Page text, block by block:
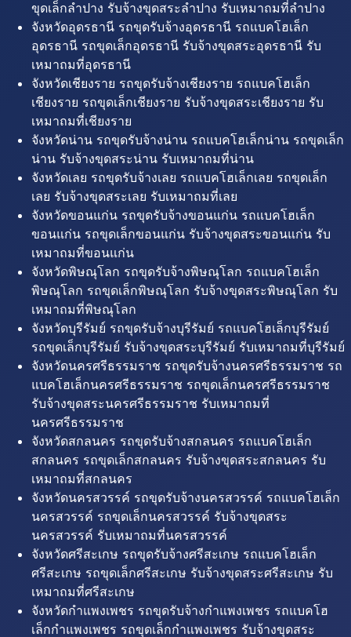
ขุดเล็กลำปาง รับจ้างขุดสระลำปาง รับเหมาถมที่ลำปาง
จังหวัดอุดรธานี รถขุดรับจ้างอุดรธานี รถแบคโฮเล็ก
อุดรธานี รถขุดเล็กอุดรธานี รับจ้างขุดสระอุดรธานี รับ
เหมาถมที่อุดรธานี
จังหวัดเชียงราย รถขุดรับจ้างเชียงราย รถแบคโฮเล็ก
เชียงราย รถขุดเล็กเชียงราย รับจ้างขุดสระเชียงราย รับ
เหมาถมที่เชียงราย
จังหวัดน่าน รถขุดรับจ้างน่าน รถแบคโฮเล็กน่าน รถขุดเล็ก
น่าน รับจ้างขุดสระน่าน รับเหมาถมที่น่าน
จังหวัดเลย รถขุดรับจ้างเลย รถแบคโฮเล็กเลย รถขุดเล็ก
เลย รับจ้างขุดสระเลย รับเหมาถมที่เลย
จังหวัดขอนแก่น รถขุดรับจ้างขอนแก่น รถแบคโฮเล็ก
ขอนแก่น รถขุดเล็กขอนแก่น รับจ้างขุดสระขอนแก่น รับ
เหมาถมที่ขอนแก่น
จังหวัดพิษณุโลก รถขุดรับจ้างพิษณุโลก รถแบคโฮเล็ก
พิษณุโลก รถขุดเล็กพิษณุโลก รับจ้างขุดสระพิษณุโลก รับ
เหมาถมที่พิษณุโลก
จังหวัดบุรีรัมย์ รถขุดรับจ้างบุรีรัมย์ รถแบคโฮเล็กบุรีรัมย์
รถขุดเล็กบุรีรัมย์ รับจ้างขุดสระบุรีรัมย์ รับเหมาถมที่บุรีรัมย์
จังหวัดนครศรีธรรมราช รถขุดรับจ้างนครศรีธรรมราช รถ
แบคโฮเล็กนครศรีธรรมราช รถขุดเล็กนครศรีธรรมราช
รับจ้างขุดสระนครศรีธรรมราช รับเหมาถมที่
นครศรีธรรมราช
จังหวัดสกลนคร รถขุดรับจ้างสกลนคร รถแบคโฮเล็ก
สกลนคร รถขุดเล็กสกลนคร รับจ้างขุดสระสกลนคร รับ
เหมาถมที่สกลนคร
จังหวัดนครสวรรค์ รถขุดรับจ้างนครสวรรค์ รถแบคโฮเล็ก
นครสวรรค์ รถขุดเล็กนครสวรรค์ รับจ้างขุดสระ
นครสวรรค์ รับเหมาถมที่นครสวรรค์
จังหวัดศรีสะเกษ รถขุดรับจ้างศรีสะเกษ รถแบคโฮเล็ก
ศรีสะเกษ รถขุดเล็กศรีสะเกษ รับจ้างขุดสระศรีสะเกษ รับ
เหมาถมที่ศรีสะเกษ
จังหวัดกำแพงเพชร รถขุดรับจ้างกำแพงเพชร รถแบคโฮ
เล็กกำแพงเพชร รถขุดเล็กกำแพงเพชร รับจ้างขุดสระ